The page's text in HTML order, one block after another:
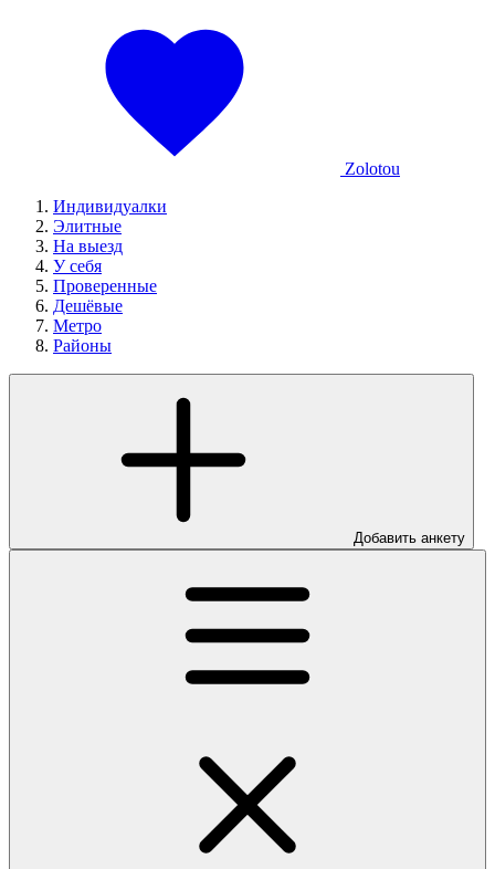
Zolotou
Индивидуалки
Элитные
На выезд
У себя
Проверенные
Дешёвые
Метро
Районы
Добавить анкету